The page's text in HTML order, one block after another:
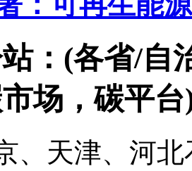
：(各省/自
场，碳平台
、天津、河